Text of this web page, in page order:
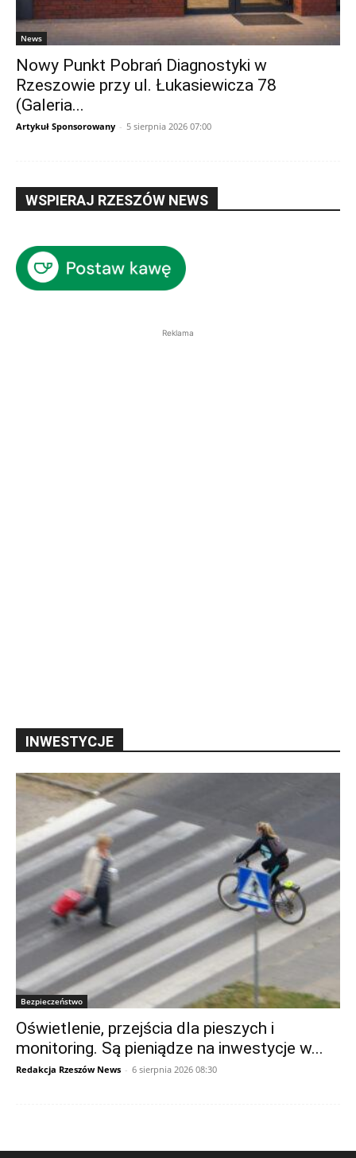
News
Nowy Punkt Pobrań Diagnostyki w
Rzeszowie przy ul. Łukasiewicza 78
(Galeria...
Artykuł Sponsorowany - 5 sierpnia 2026 07:00
WSPIERAJ RZESZÓW NEWS
Reklama
INWESTYCJE
Bezpieczeństwo
Oświetlenie, przejścia dla pieszych i
monitoring. Są pieniądze na inwestycje w...
Redakcja Rzeszów News - 6 sierpnia 2026 08:30